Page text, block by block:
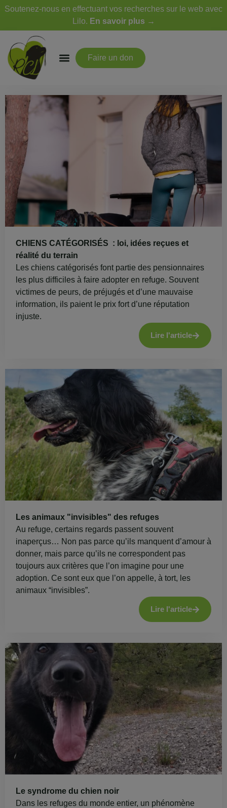
Soutenez-nous en effectuant vos recherches sur le web avec
Lilo. En savoir plus →
Faire un don
CHIENS CATÉGORISÉS : loi, idées reçues et
réalité du terrain
Les chiens catégorisés font partie des pensionnaires
les plus difficiles à faire adopter en refuge. Souvent
victimes de peurs, de préjugés et d’une mauvaise
information, ils paient le prix fort d’une réputation
injuste.
Lire l'article
Les animaux "invisibles" des refuges
Au refuge, certains regards passent souvent
inaperçus… Non pas parce qu’ils manquent d’amour à
donner, mais parce qu’ils ne correspondent pas
toujours aux critères que l’on imagine pour une
adoption. Ce sont eux que l’on appelle, à tort, les
animaux “invisibles”.
Lire l'article
Le syndrome du chien noir
Dans les refuges du monde entier, un phénomène